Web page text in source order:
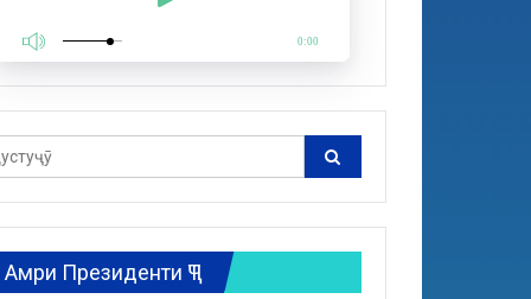
0:00
Амри Президенти ҶТ